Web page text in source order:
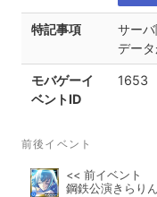
特記事項
サー
データ
モバゲーイ
ベントID
1653
前後イベント
<< 前イベント
鋼鉄公演きらり